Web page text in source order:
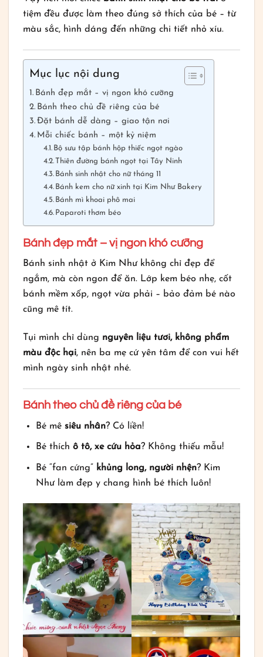
tiệm đều được làm theo đúng sở thích của bé – từ
màu sắc, hình dáng đến những chi tiết nhỏ xíu.
Mục lục nội dung
Bánh đẹp mắt – vị ngon khó cưỡng
Bánh theo chủ đề riêng của bé
Đặt bánh dễ dàng – giao tận nơi
Mỗi chiếc bánh – một kỷ niệm
Bộ sưu tập bánh hộp thiếc ngọt ngào
Thiên đường bánh ngọt tại Tây Ninh
Bánh sinh nhật cho nữ tháng 11
Bánh kem cho nữ xinh tại Kim Như Bakery
Bánh mì khoai phô mai
Paparoti thơm béo
Bánh đẹp mắt – vị ngon khó cưỡng
Bánh sinh nhật ở Kim Như không chỉ đẹp để
ngắm, mà còn ngon để ăn. Lớp kem béo nhẹ, cốt
bánh mềm xốp, ngọt vừa phải – bảo đảm bé nào
cũng mê tít.
Tụi mình chỉ dùng nguyên liệu tươi, không phẩm
màu độc hại, nên ba mẹ cứ yên tâm để con vui hết
mình ngày sinh nhật nhé.
Bánh theo chủ đề riêng của bé
Bé mê siêu nhân? Có liền!
Bé thích ô tô, xe cứu hỏa? Không thiếu mẫu!
Bé “fan cứng” khủng long, người nhện? Kim
Như làm đẹp y chang hình bé thích luôn!